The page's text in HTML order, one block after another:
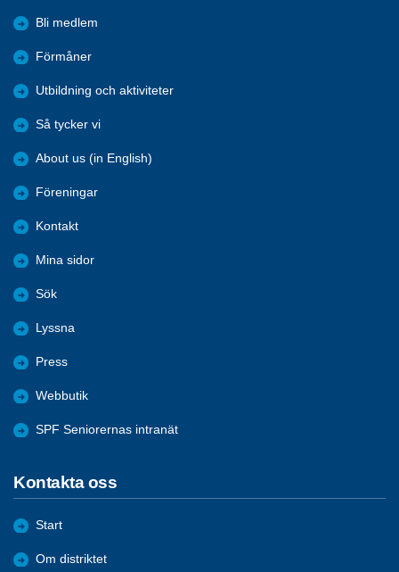
Bli medlem
Förmåner
Utbildning och aktiviteter
Så tycker vi
About us (in English)
Föreningar
Kontakt
Mina sidor
Sök
Lyssna
Press
Webbutik
SPF Seniorernas intranät
Kontakta oss
Start
Om distriktet